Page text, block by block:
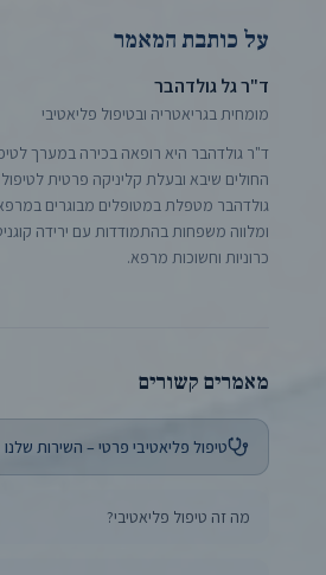
על כותבת המאמר
ד"ר גל גולדהבר
מומחית בגריאטריה ובטיפול פליאטיבי
ד"ר גולדהבר היא רופאה בכירה במערך
החולים שיבא ובעלת קליניקה פרטית לטיפול
גולדהבר מטפלת במטופלים מבוגרים
ומלווה משפחות בהתמודדות עם ירידה
כרוניות וחשוכות מרפא.
מאמרים קשורים
טיפול פליאטיבי פרטי – השירות שלנו
מה זה טיפול פליאטיבי?